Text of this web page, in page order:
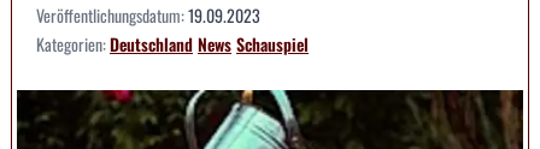
Veröffentlichungsdatum:19.09.2023
Kategorien:DeutschlandNewsSchauspiel